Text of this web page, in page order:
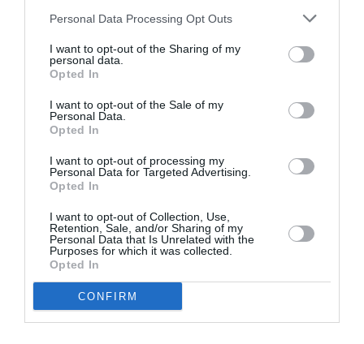
Personal Data Processing Opt Outs
I want to opt-out of the Sharing of my
personal data.
Opted In
I want to opt-out of the Sale of my
Personal Data.
Opted In
I want to opt-out of processing my
Personal Data for Targeted Advertising.
Opted In
I want to opt-out of Collection, Use,
Retention, Sale, and/or Sharing of my
Personal Data that Is Unrelated with the
Purposes for which it was collected.
Opted In
CONFIRM
Ο Sir David έχει δύο παιδιά με τη γυναίκα του,
, η οποία πέθανε το1997. Ο αδερφός του,
Richard, ο οποίος πέθανε το
βραβευμένοςμεΌσκαρκαισκηνοθέτης.
Cosmote TV/Viasat Nature